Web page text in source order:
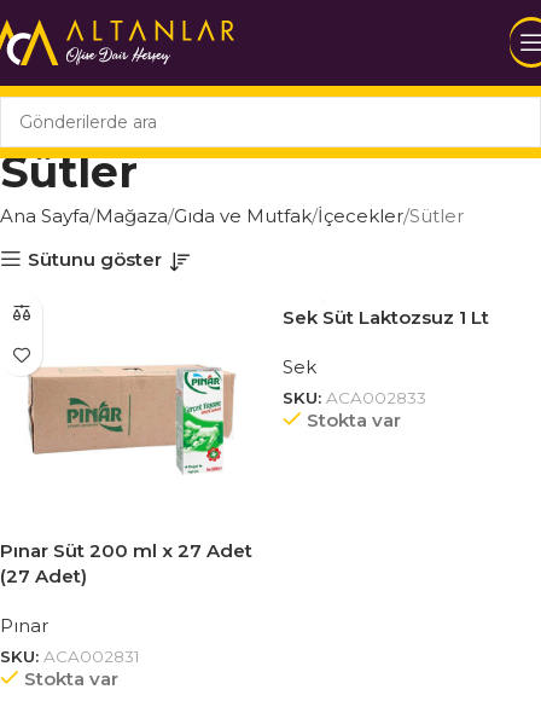
Sütler
Ana Sayfa Mağaza Gıda ve Mutfak İçecekler Sütler
Sütunu göster
Pınar Süt 200 ml x 27 Adet
(27 Adet)
Pınar
SKU: ACA002831
Stokta var
Sek Süt Laktozsuz 1 Lt
Sek
SKU: ACA002833
Stokta var